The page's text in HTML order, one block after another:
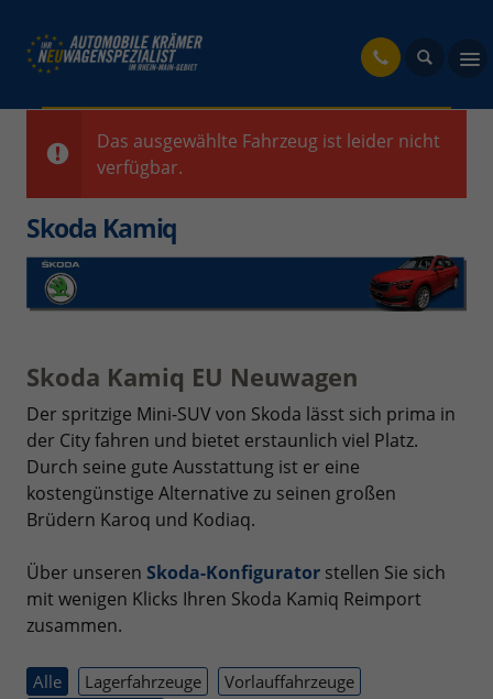
Das ausgewählte Fahrzeug ist leider nicht
verfügbar.
Skoda Kamiq
Skoda Kamiq EU Neuwagen
Der spritzige Mini-SUV von Skoda lässt sich prima in
der City fahren und bietet erstaunlich viel Platz.
Durch seine gute Ausstattung ist er eine
kostengünstige Alternative zu seinen großen
Brüdern Karoq und Kodiaq.
Über unseren Skoda-Konfigurator stellen Sie sich
mit wenigen Klicks Ihren Skoda Kamiq Reimport
zusammen.
Alle Lagerfahrzeuge
Vorlauffahrzeuge